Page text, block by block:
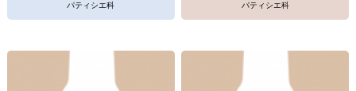
パティシエ科
パティシエ科